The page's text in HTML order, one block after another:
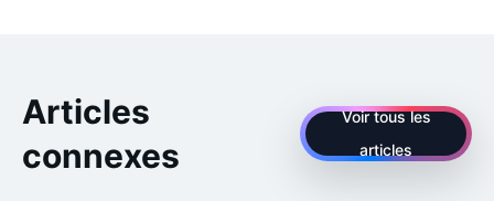
Articles
connexes
Voir tous les
articles